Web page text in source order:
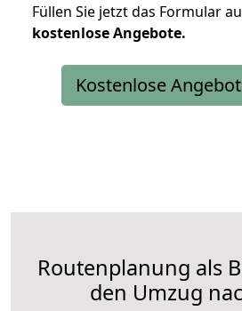
Füllen Sie jetzt das Formular
kostenloseAngebote.
Kostenlose
Routenplanung als
den Umzug